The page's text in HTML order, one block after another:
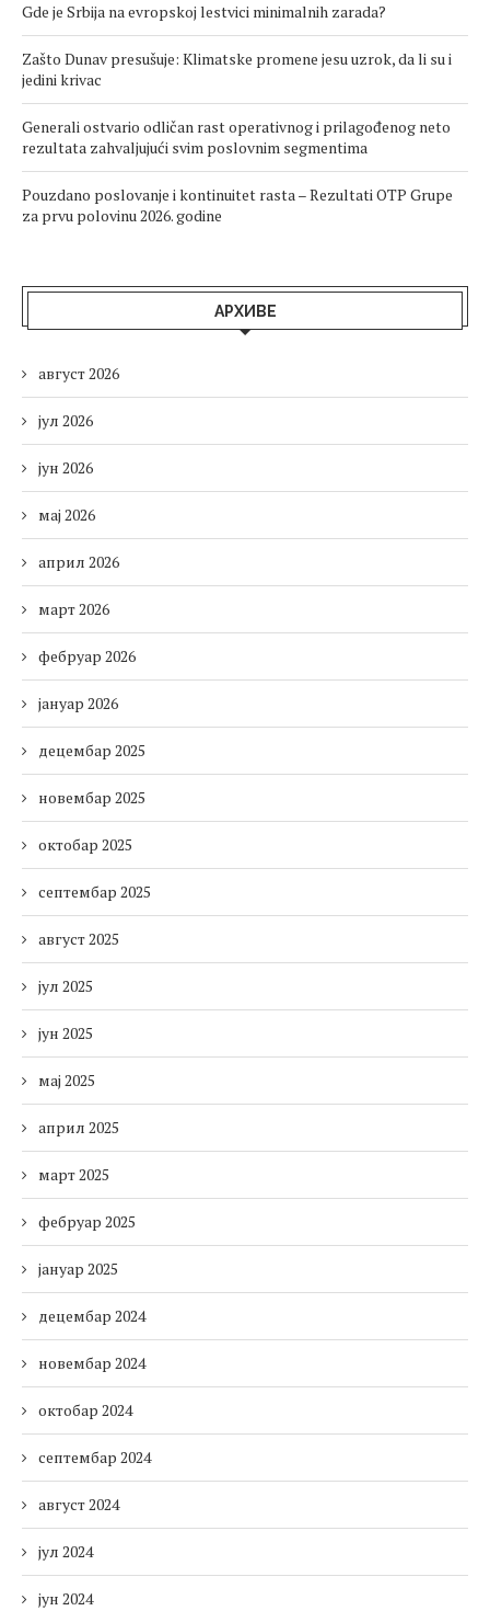
Gde je Srbija na evropskoj lestvici minimalnih zarada?
Zašto Dunav presušuje: Klimatske promene jesu uzrok, da li su i
jedini krivac
Generali ostvario odličan rast operativnog i prilagođenog neto
rezultata zahvaljujući svim poslovnim segmentima
Pouzdano poslovanje i kontinuitet rasta – Rezultati OTP Grupe
za prvu polovinu 2026. godine
АРХИВЕ
август 2026
јул 2026
јун 2026
мај 2026
април 2026
март 2026
фебруар 2026
јануар 2026
децембар 2025
новембар 2025
октобар 2025
септембар 2025
август 2025
јул 2025
јун 2025
мај 2025
април 2025
март 2025
фебруар 2025
јануар 2025
децембар 2024
новембар 2024
октобар 2024
септембар 2024
август 2024
јул 2024
јун 2024